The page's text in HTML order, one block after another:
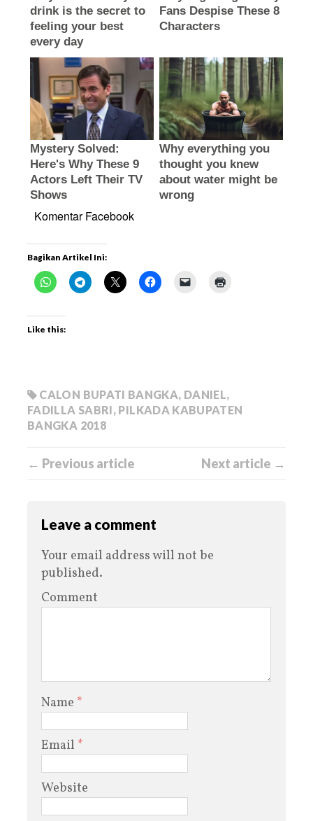
Komentar Facebook
Bagikan Artikel Ini:
Like this:
CALON BUPATI BANGKA, DANIEL,
FADILLA SABRI, PILKADA KABUPATEN
BANGKA 2018
← Previous article Next article →
Leave a comment
Your email address will not be
published.
Comment
Name *
Email *
Website